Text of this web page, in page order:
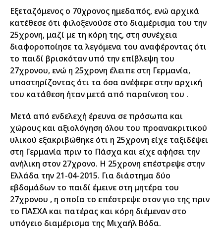
Εξεταζόμενος ο 70χρονος ημεδαπός, ενώ αρχικά
κατέθεσε ότι φιλοξενούσε στο διαμέρισμα του την
25χρονη, μαζί με τη κόρη της, στη συνέχεια
διαφοροποίησε τα λεγόμενα του αναφέροντας ότι
το παιδί βρισκόταν υπό την επίβλεψη του
27χρονου, ενώ η 25χρονη έλειπε στη Γερμανία,
υποστηρίζοντας ότι τα όσα ανέφερε στην αρχική
του κατάθεση ήταν μετά από παραίνεση του .
Μετά από ενδελεχή έρευνα σε πρόσωπα και
χώρους και αξιολόγηση όλου του προανακριτικού
υλικού εξακριβώθηκε ότι η 25χρονη είχε ταξιδέψει
στη Γερμανία πριν το Πάσχα και είχε αφήσει την
ανήλικη στον 27χρονο. Η 25χρονη επέστρεψε στην
Ελλάδα την 21-04-2015. Για διάστημα δύο
εβδομάδων το παιδί έμεινε στη μητέρα του
27χρονου , η οποία το επέστρεψε στον γιο της πριν
το ΠΑΣΧΑ και πατέρας και κόρη διέμεναν στο
υπόγειο διαμέρισμα της Μιχαήλ Βόδα.